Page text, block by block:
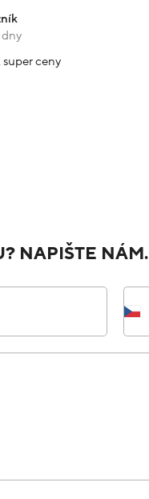
dny
super ceny
NAPIŠTE NÁM.